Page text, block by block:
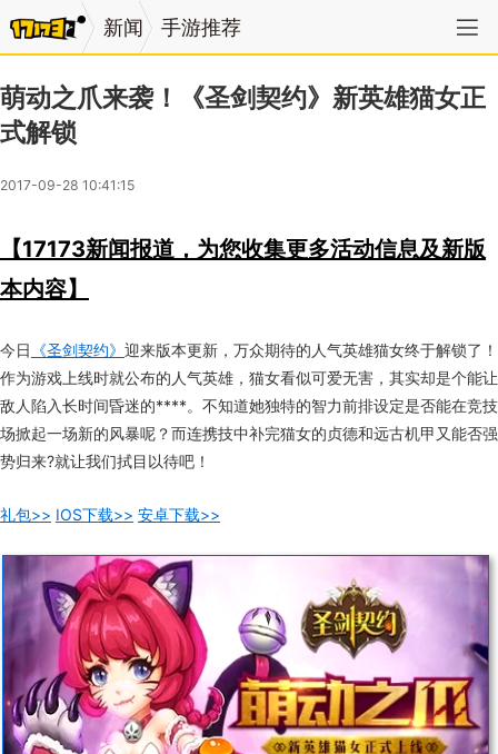
新闻 手游推荐
萌动之爪来袭！《圣剑契约》新英雄猫女正
式解锁
2017-09-28 10:41:15
【17173新闻报道，为您收集更多活动信息及新版
本内容】
今日 《圣剑契约》 迎来版本更新，万众期待的人气英雄猫女终于解锁了！
作为游戏上线时就公布的人气英雄，猫女看似可爱无害，其实却是个能让
敌人陷入长时间昏迷的****。不知道她独特的智力前排设定是否能在竞技
场掀起一场新的风暴呢？而连携技中补完猫女的贞德和远古机甲又能否强
势归来?就让我们拭目以待吧！
礼包>> IOS下载>> 安卓下载>>